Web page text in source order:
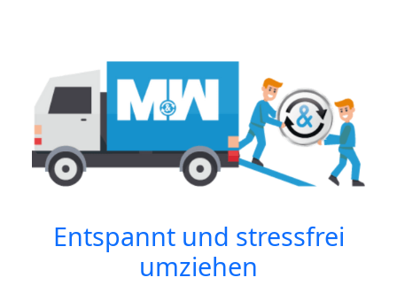
Entspannt und stressfrei
umziehen